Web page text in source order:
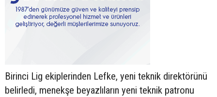
Birinci Lig ekiplerinden Lefke, yeni teknik direktörünü
belirledi, menekşe beyazlıların yeni teknik patronu